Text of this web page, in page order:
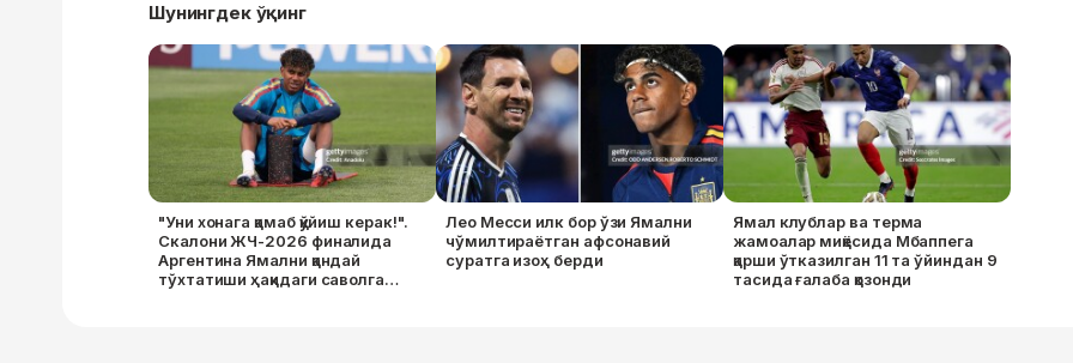
Шунингдек ўқинг
"Уни хонага қамаб қўйиш керак!".
Скалони ЖЧ-2026 финалида
Аргентина Ямални қандай
тўхтатиши ҳақидаги саволга
Лео Месси илк бор ўзи Ямални
чўмилтираётган афсонавий
суратга изоҳ берди
Ямал клублар ва терма
жамоалар миқёсида Мбаппега
қарши ўтказилган 11 та ўйиндан 9
тасида ғалаба қозонди